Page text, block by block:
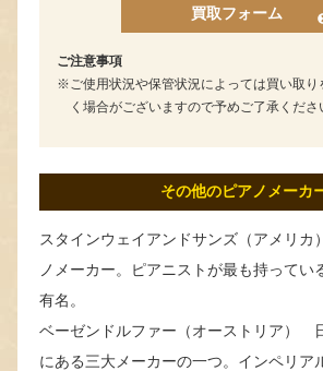
買取フォーム
ご注意事項
ご使用状況や保管状況によっては買い取
く場合がございますので予めご了承くださ
その他のピアノメーカ
スタインウェイアンドサンズ（アメリ
ノメーカー。ピアニストが最も持ってい
有名。
ベーゼンドルファー（オーストリア）
にある三大メーカーの一つ。インペリア